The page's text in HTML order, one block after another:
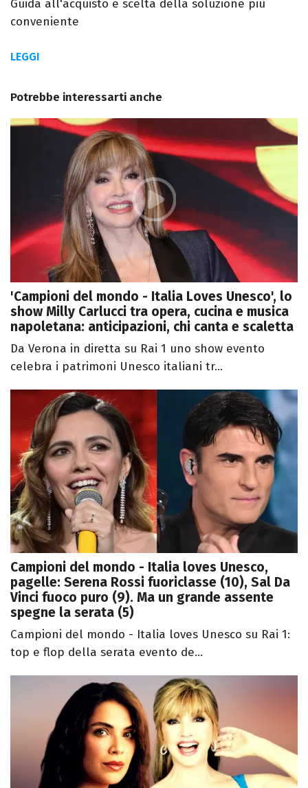
Guida all'acquisto e scelta della soluzione più
conveniente
LEGGI
Potrebbe interessarti anche
'Campioni del mondo - Italia Loves Unesco', lo
show Milly Carlucci tra opera, cucina e musica
napoletana: anticipazioni, chi canta e scaletta
Da Verona in diretta su Rai 1 uno show evento
celebra i patrimoni Unesco italiani tr...
Campioni del mondo - Italia loves Unesco,
pagelle: Serena Rossi fuoriclasse (10), Sal Da
Vinci fuoco puro (9). Ma un grande assente
spegne la serata (5)
Campioni del mondo - Italia loves Unesco su Rai 1:
top e flop della serata evento de...